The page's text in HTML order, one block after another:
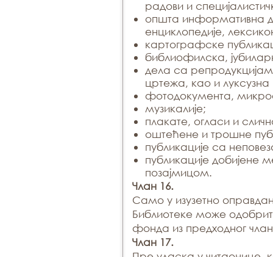
радови и
општа информативна
енциклопедије,
картографске
библиофилска,
дела са
цртежа, као и
фотодокумента,
музикалије;
плакате, огласи и
оштећене и трошне
публикације са
публикације добијене
позајмицом.
Члан 16.
Само у изузетно
Библиотеке може
фонда из предходног
Члан 17.